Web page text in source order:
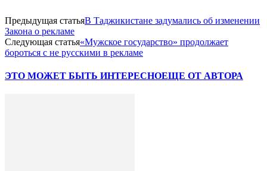
Предыдущая статьяВ Таджикистане задумались об изменении
Закона о рекламе
Следующая статья«Мужское государство» продолжает
бороться с не русскими в рекламе
ЭТО МОЖЕТ БЫТЬ ИНТЕРЕСНОЕЩЕ ОТ АВТОРА